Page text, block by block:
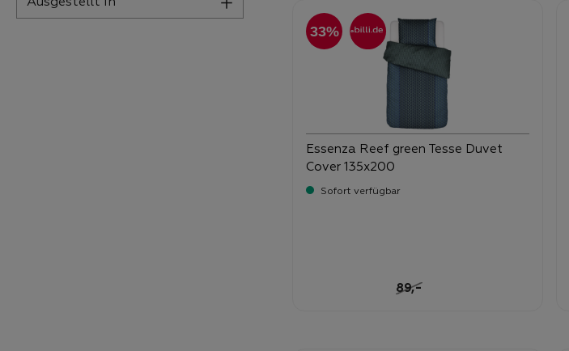
Ausgestellt in
33%
Essenza Reef green Tesse Duvet
Cover 135x200
Sofort verfügbar
Regulärer Preis:
89,-
Verkaufspreis: